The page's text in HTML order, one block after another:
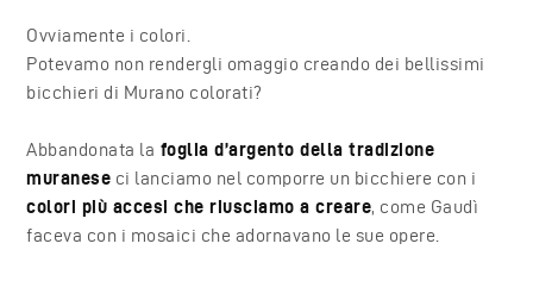
Ovviamente i colori.
Potevamo non rendergli omaggio creando dei bellissimi
bicchieri di Murano colorati?
Abbandonata la foglia d’argento della tradizione
muranese ci lanciamo nel comporre un bicchiere con i
colori più accesi che riusciamo a creare, come Gaudì
faceva con i mosaici che adornavano le sue opere